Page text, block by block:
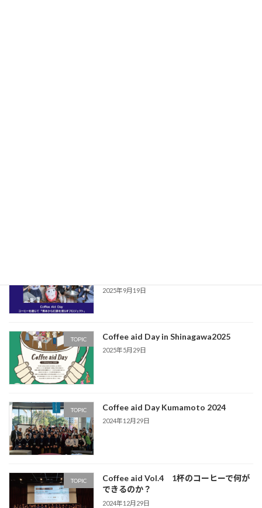
2025年9月19日
TOPIC Coffee aid Day in Shinagawa2025
2025年5月29日
TOPIC Coffee aid Day Kumamoto 2024
2024年12月29日
TOPIC
Coffee aid Vol.4 1杯のコーヒーで何が
できるのか？
2024年12月29日